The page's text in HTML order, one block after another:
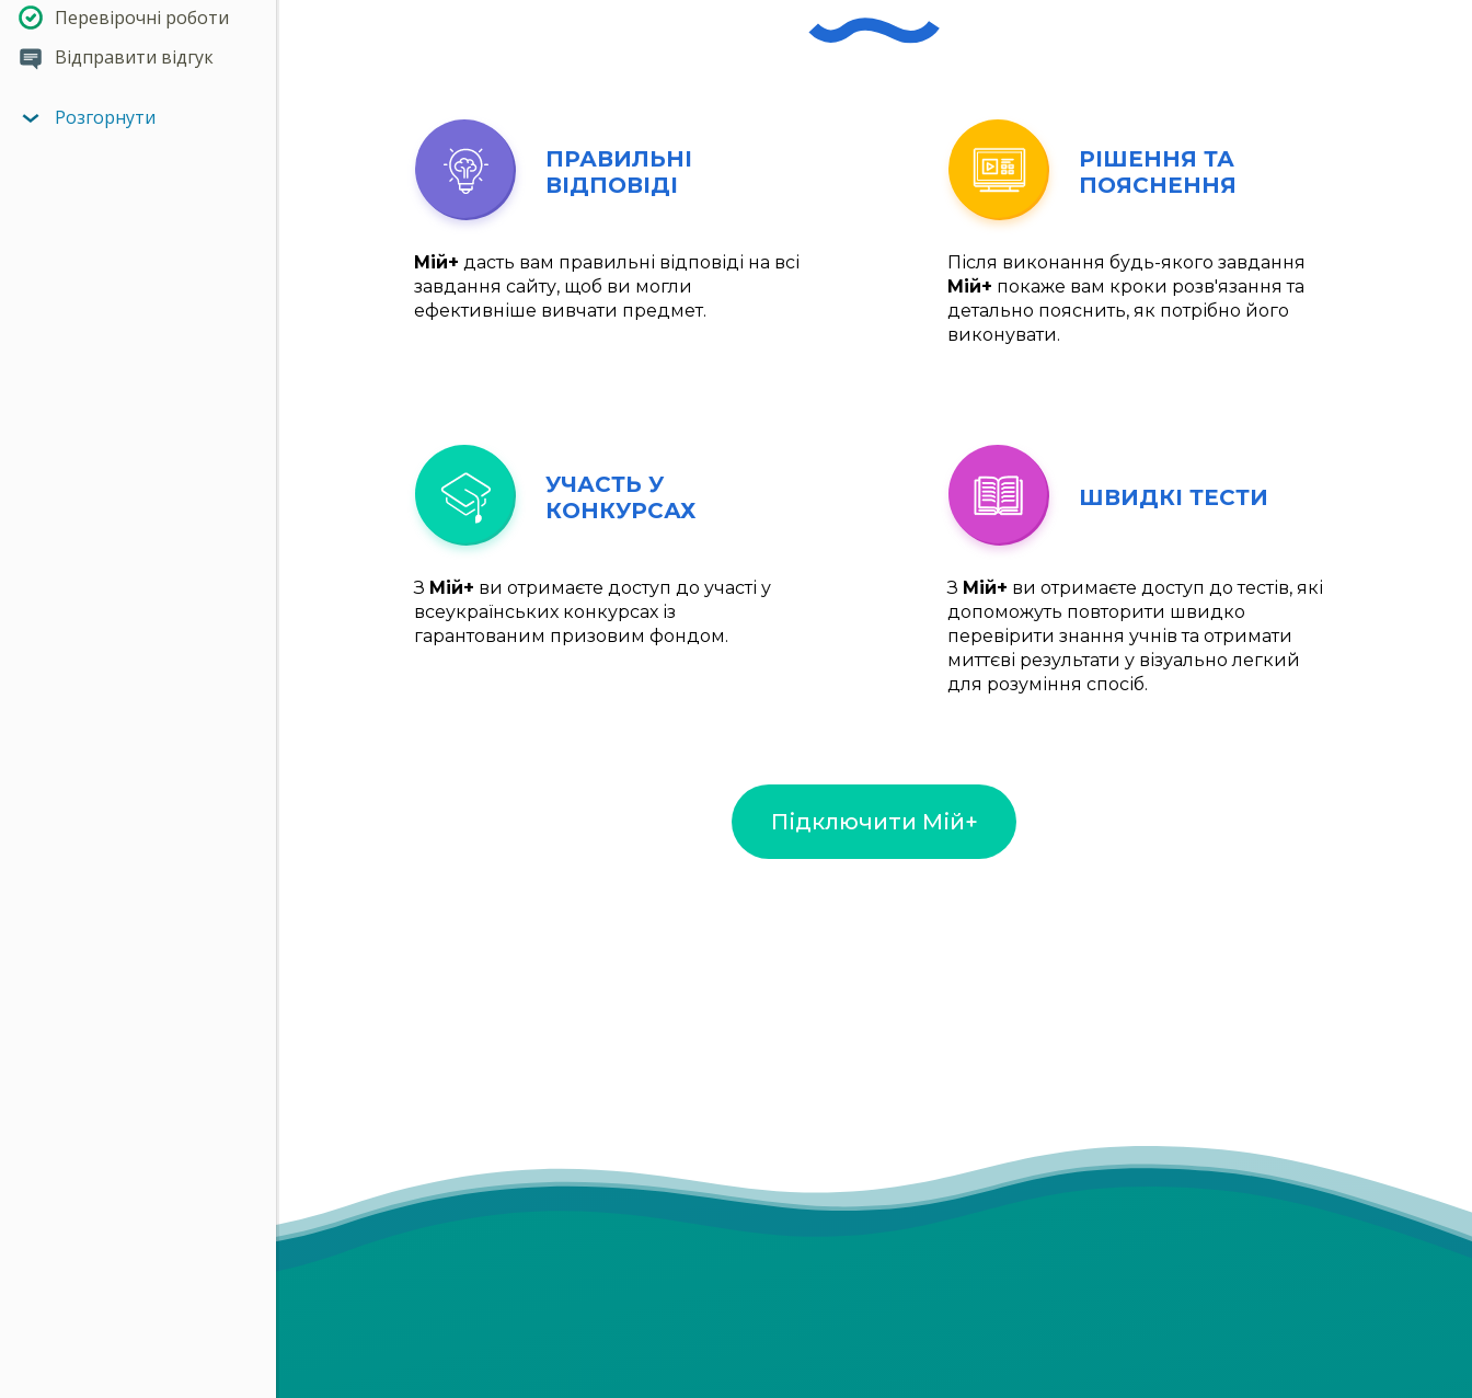
Перевірочні роботи
Відправити відгук
Розгорнути
ПРАВИЛЬНІ
ВІДПОВІДІ
Мій+ дасть вам правильні відповіді на всі
завдання сайту, щоб ви могли
ефективніше вивчати предмет.
РІШЕННЯ ТА
ПОЯСНЕННЯ
Після виконання будь-якого завдання
Мій+ покаже вам кроки розв'язання та
детально пояснить, як потрібно його
виконувати.
УЧАСТЬ У
КОНКУРСАХ
З Мій+ ви отримаєте доступ до участі у
всеукраїнських конкурсах із
гарантованим призовим фондом.
ШВИДКІ ТЕСТИ
З Мій+ ви отримаєте доступ до тестів, які
допоможуть повторити швидко
перевірити знання учнів та отримати
миттєві результати у візуально легкий
для розуміння спосіб.
Підключити Мій+